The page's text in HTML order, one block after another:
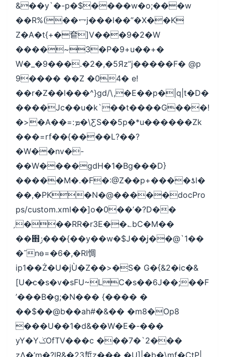
&��y`�-p�$����w�o;���w
��R%(��⥐j���l��”�X��K
Z�A�t{+�奆]V���9�2�W
����~3�P�9+u��+�
W�_�9���.�2�,�5Яz”j�����F� @p
9���� ��Z �04� e!
��r�Z��l���^}gd/\,�E��p�|q|t�D�
����Jc��u�k`��t����G���!
�>�A��=:ܡ�\ƸS��5p�*u������Zk
���=rf��{����L?��?
�W��nv�-
��W����gdH�1�Bg���D}
�����M�.�F�:@Z��p+����ƾl�
��,�PK�N�@�����docPro
ps/custom.xml��]o�0��’�?D��
̗���RR�r3E��؎bC�M��
��֋ݬ���{��y��w�$J��j͕��@`1��
�˝nө=�6�,�RI惆
ip1��Ż�U�jÙ�Z��>�S� G�{&2�ic�&
[U�̴c�s�v�sFU~LC�s��6J��;��F
’���B�g;�N��� {���� �
��$��@b��ah#�&�� �m8�Op8
���U��1�d&��W�E�-���
yY�YݢOfTV���c ���7�`2���
zΛ�’m�?lR&�23烲z��� �U]|�b�\mf�CtP|